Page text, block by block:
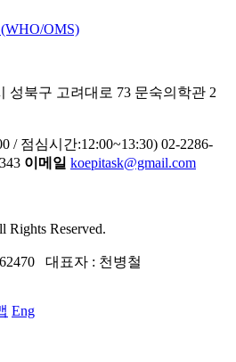
OMS)
성북구 고려대로 73 문숙의학관 2
/ 점심시간:12:00~13:30) 02-2286-
이메일 koepitask@gmail.com
Reserved.
대표자 : 천병철
Eng